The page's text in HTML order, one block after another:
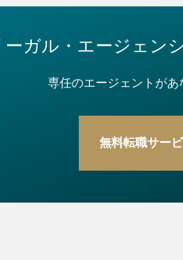
ガル・ エージェン
専任のエージェントがあ
無料転職サー